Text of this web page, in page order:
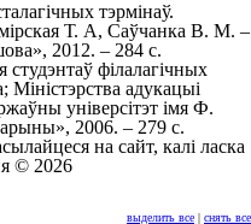
выделить все | снять все
тэрмінаў.
Т. А, Саўчанка В. М. –
2012. – 284 с.
філалагічных
адукацыі
універсітэт імя Ф.
2006. – 279 с.
на сайт, калі ласка
© 2026